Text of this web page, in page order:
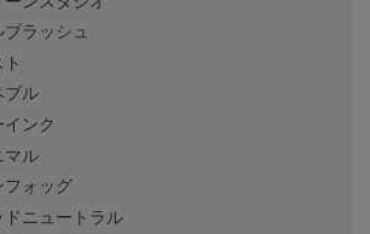
ラッシュ
ブル
ンク
マル
フォッグ
ドニュートラル